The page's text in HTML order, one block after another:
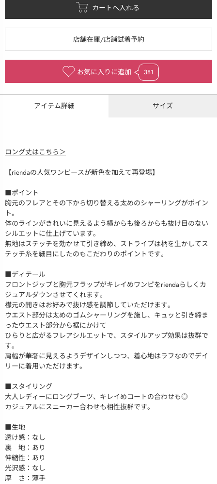
お気に入りに追加 381
アイテム詳細 サイズ
ロング丈はこちら＞
【riendaの人気ワンピースが新色を加えて再登場】
■ポイント
胸元のフレアとその下から切り替える太めのシャーリングがポイン
ト。
体のラインがきれいに見えるよう横からも後ろからも抜け目のない
シルエットに仕上げています。
無地はステッチを効かせて引き締め、ストライプは柄を生かしてス
テッチ糸を細目にしたのもこだわりのポイントです。
■ディテール
フロントジップと胸元フラップがキレイめワンピをriendaらしくカ
ジュアルダウンさせてくれます。
襟元の開きはお好みで抜け感を調節していただけます。
ウエスト部分は太めのゴムシャーリングを施し、キュッと引き締ま
ったウエスト部分から裾にかけて
ひらりと広がるフレアシルエットで、スタイルアップ効果は抜群で
す。
肩幅が華奢に見えるようデザインしつつ、着心地はラフなのでデイ
リーに着用いただけます。
■スタイリング
大人レディーにロングブーツ、キレイめコートの合わせも◎
カジュアルにスニーカー合わせも相性抜群です。
■生地
透け感：なし
裏 地：あり
伸縮性：あり
光沢感：なし
厚 さ：薄手